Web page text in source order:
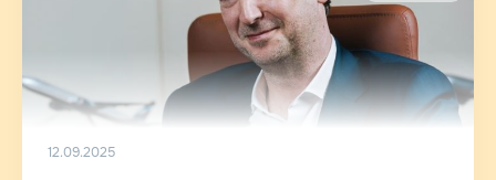
12.09.2025